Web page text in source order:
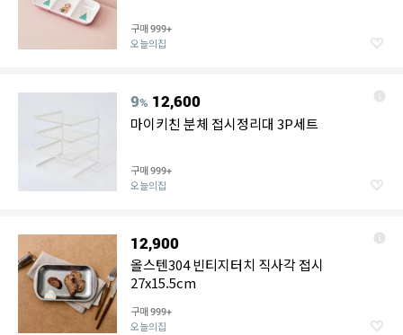
구매999+
오늘의집
9% 12,600
마이키친 분체 접시정리대 3P세트
구매999+
오늘의집
12,900
올스텐304 빈티지터치 직사각 접시
27x15.5cm
구매999+
오늘의집